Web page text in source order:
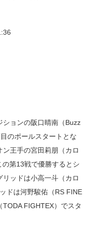
ョンの阪口晴南（Buzz
のポールスタートとな
王手の宮田莉朋（カロ
の第13戦で優勝するとシ
ッドは小高一斗（カロ
ドは河野駿佑（RS FINE
FIGHTEX）でスタ